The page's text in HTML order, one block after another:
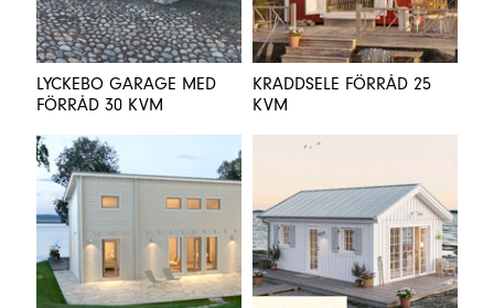
LYCKEBO GARAGE MED
FÖRRÅD 30 KVM
KRADDSELE FÖRRÅD 25
KVM